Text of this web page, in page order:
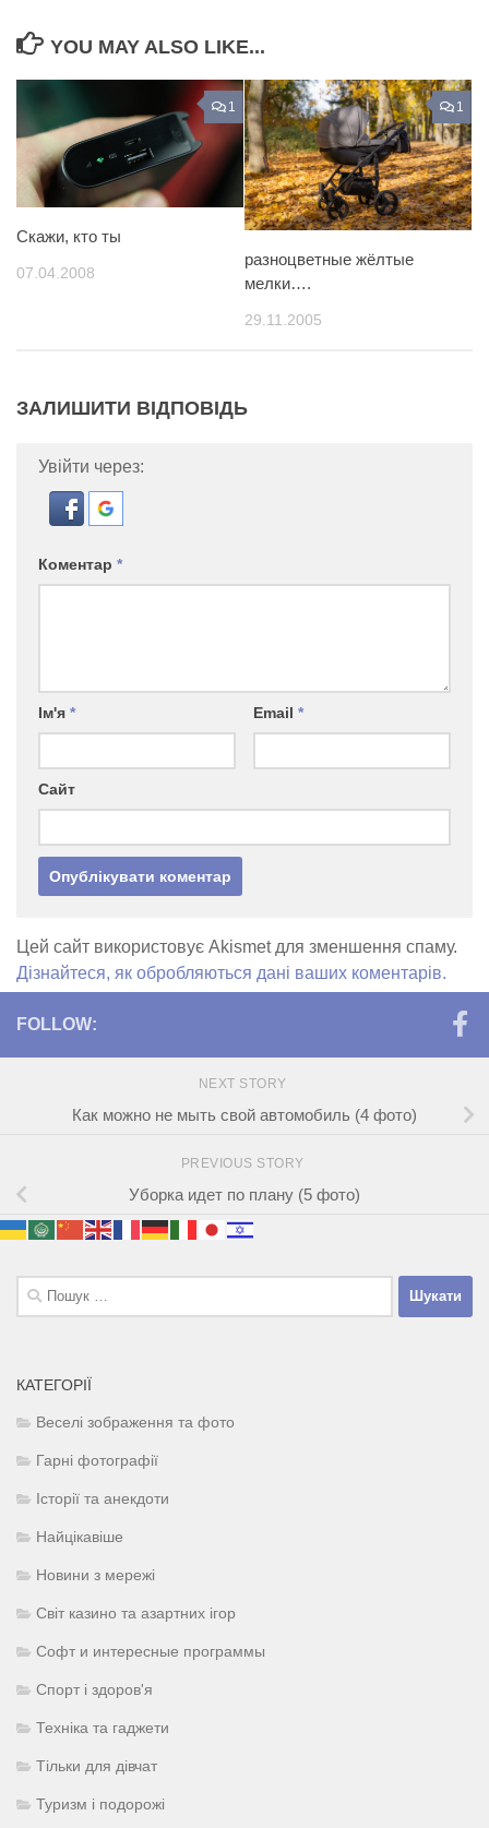
YOU MAY ALSO LIKE...
1
Скажи, кто ты
07.04.2008
1
разноцветные жёлтые
мелки….
29.11.2005
ЗАЛИШИТИ ВІДПОВІДЬ
Увійти через:
Коментар *
Ім'я * Email *
Сайт
Цей сайт використовує Akismet для зменшення спаму.
Дізнайтеся, як обробляються дані ваших коментарів.
FOLLOW:
NEXT STORY
Как можно не мыть свой автомобиль (4 фото)
PREVIOUS STORY
Уборка идет по плану (5 фото)
Пошук:
КАТЕГОРІЇ
Веселі зображення та фото
Гарні фотографії
Історії та анекдоти
Найцікавіше
Новини з мережі
Світ казино та азартних ігор
Софт и интересные программы
Спорт і здоров'я
Техніка та гаджети
Тільки для дівчат
Туризм і подорожі